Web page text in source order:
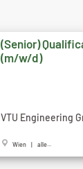
(Senior)
(m/w/d)
VTU Engineering
Wien | alle...